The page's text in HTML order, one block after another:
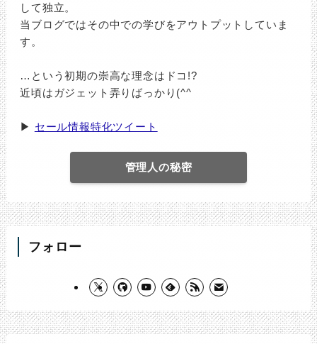
して独立。
当ブログではその中での学びをアウトプットしていま
す。
…という初期の崇高な理念はドコ!?
近頃はガジェット弄りばっかり(^^ゞ
▶ セール情報特化ツイート
管理人の秘密
フォロー